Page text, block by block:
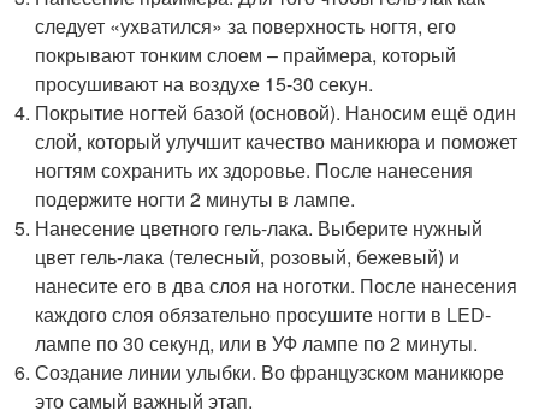
следует «ухватился» за поверхность ногтя, его
покрывают тонким слоем – праймера, который
просушивают на воздухе 15-30 секун.
Покрытие ногтей базой (основой). Наносим ещё один
слой, который улучшит качество маникюра и поможет
ногтям сохранить их здоровье. После нанесения
подержите ногти 2 минуты в лампе.
Нанесение цветного гель-лака. Выберите нужный
цвет гель-лака (телесный, розовый, бежевый) и
нанесите его в два слоя на ноготки. После нанесения
каждого слоя обязательно просушите ногти в LED-
лампе по 30 секунд, или в УФ лампе по 2 минуты.
Создание линии улыбки. Во французском маникюре
это самый важный этап.